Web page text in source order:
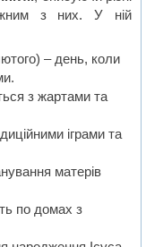
з них. У ній
– день, коли
з жартами та
іграми та
матерів
по домах з